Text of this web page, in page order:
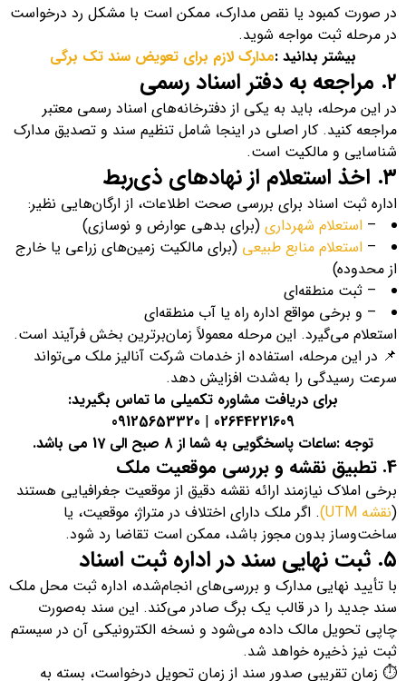
در صورت کمبود یا نقص مدارک، ممکن است با مشکل رد درخواست
در مرحله ثبت مواجه شوید.
بیشتر بدانید :مدارک لازم برای تعویض سند تک برگی
۲. مراجعه به دفتر اسناد رسمی
در این مرحله، باید به یکی از دفترخانه‌های اسناد رسمی معتبر
مراجعه کنید. کار اصلی در اینجا شامل تنظیم سند و تصدیق مدارک
شناسایی و مالکیت است.
۳. اخذ استعلام از نهادهای ذی‌ربط
اداره ثبت اسناد برای بررسی صحت اطلاعات، از ارگان‌هایی نظیر:
– استعلام شهرداری (برای بدهی عوارض و نوسازی)
– استعلام منابع طبیعی (برای مالکیت زمین‌های زراعی یا خارج
از محدوده)
– ثبت منطقه‌ای
– و برخی مواقع اداره راه یا آب منطقه‌ای
استعلام می‌گیرد. این مرحله معمولاً زمان‌برترین بخش فرآیند است.
📌 در این مرحله، استفاده از خدمات شرکت آنالیز ملک می‌تواند
سرعت رسیدگی را به‌شدت افزایش دهد.
برای دریافت مشاوره تکمیلی ما تماس بگیرید:
02644221609
|
09125653320
توجه :ساعات پاسخگویی به شما از 8 صبح الی 17 می باشد.
4. تطبیق نقشه و بررسی موقعیت ملک
برخی املاک نیازمند ارائه نقشه دقیق از موقعیت جغرافیایی هستند
(نقشه UTM)
. اگر ملک دارای اختلاف در متراژ، موقعیت، یا
ساخت‌وساز بدون مجوز باشد، ممکن است تقاضا رد شود.
۵. ثبت نهایی سند در اداره ثبت اسناد
با تأیید نهایی مدارک و بررسی‌های انجام‌شده، اداره ثبت محل ملک
سند جدید را در قالب یک برگ صادر می‌کند. این سند به‌صورت
چاپی تحویل مالک داده می‌شود و نسخه الکترونیکی آن در سیستم
ثبت نیز ذخیره خواهد شد.
⏱ زمان تقریبی صدور سند از زمان تحویل درخواست، بسته به